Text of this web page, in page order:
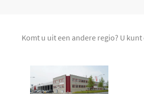
Komt u uit een andere regio? U